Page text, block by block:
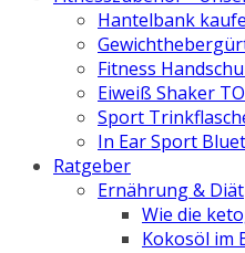
Hantelbank
Fitness
Eiweiß Shaker
Sport
In Ear Sport
Ratgeber
Ernährung & Diät
Wie die
Kokosöl im